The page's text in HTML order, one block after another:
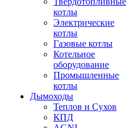
котлы
Электрические
котлы
Газовые котлы
Котельное
оборудование
Промышленные
котлы
Дымоходы
Теплов и Сухов
КПД